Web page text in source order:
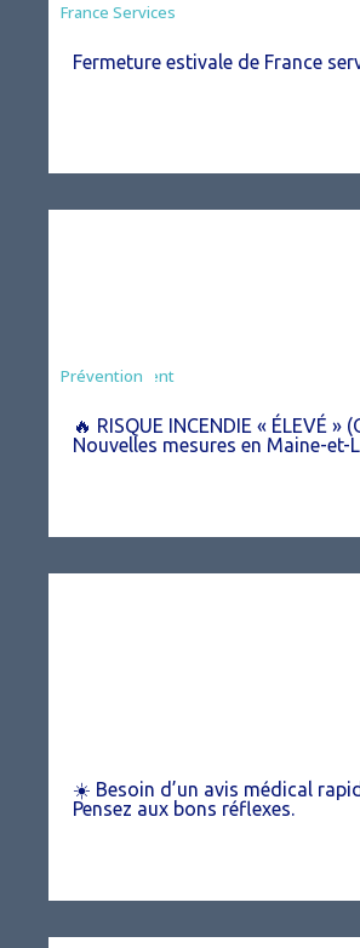
France Services
Fermeture estivale de France
Agriculture
Arrêté
Environnement
Prévention
🔥 RISQUE INCENDIE « ÉLEVÉ »
Nouvelles mesures en Maine-et-
☀️ Besoin d’un avis médical
Pensez aux bons réflexes.